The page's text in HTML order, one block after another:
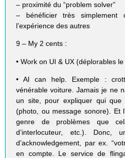
– proximité du “problem solver”
– bénéficier très
l’expérience des autres
9 – My 2 cents :
• Work on UI & UX (déplorables le
• AI can help. Exemple :
vénérable voiture. Jamais je ne
un site, pour expliquer qui
(photo, ou message sonore). Et
genre de problèmes que
d’interlocuteur, etc.).
d’acknowledgement, par ex.
en compte. Le service de